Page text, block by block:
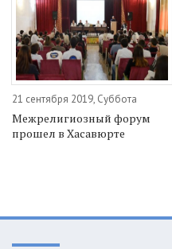
21 сентября 2019, Суббота
Межрелигиозный форум
прошел в Хасавюрте